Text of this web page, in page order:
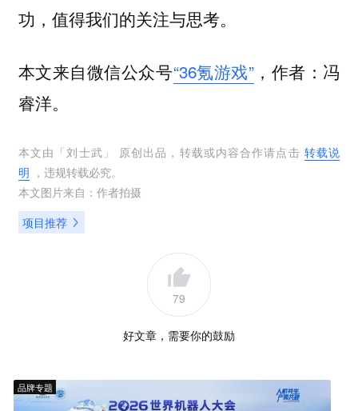
功，值得我们的关注与思考。
本文来自微信公众号“36氪游戏”，作者：冯
睿洋。
本文由「刘士武 」 原创出品，转载或内容合作请点击 转载说
明 ，违规转载必究。
本文图片来自： 作者拍摄
项目推荐
79
好文章，需要你的鼓励
品牌专题